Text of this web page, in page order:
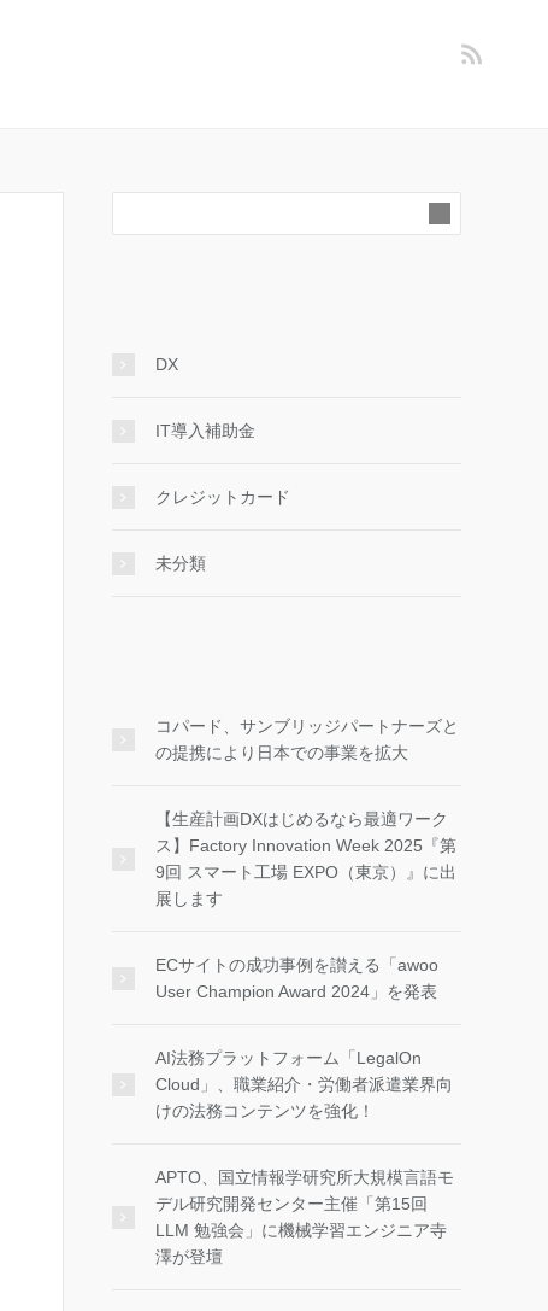
DX
IT導入補助金
クレジットカード
未分類
コパード、サンブリッジパートナーズと
の提携により日本での事業を拡大
【生産計画DXはじめるなら最適ワーク
ス】Factory Innovation Week 2025『第
9回 スマート工場 EXPO（東京）』に出
展します
ECサイトの成功事例を讃える「awoo
User Champion Award 2024」を発表
AI法務プラットフォーム「LegalOn
Cloud」、職業紹介・労働者派遣業界向
けの法務コンテンツを強化！
APTO、国立情報学研究所大規模言語モ
デル研究開発センター主催「第15回
LLM 勉強会」に機械学習エンジニア寺
澤が登壇